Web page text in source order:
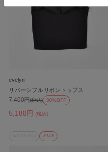
evelyn
リバーシブルリボントップス
5,180円 (税込)
7,400円(税込) 30%OFF
SALE